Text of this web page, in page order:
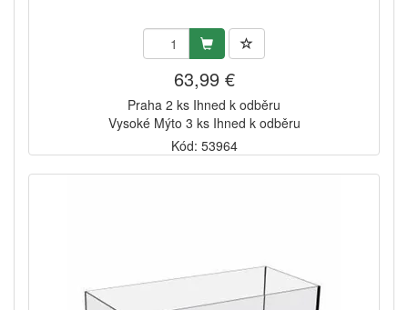
63,99 €
Praha 2 ks Ihned k odběru
Vysoké Mýto 3 ks Ihned k odběru
Kód: 53964